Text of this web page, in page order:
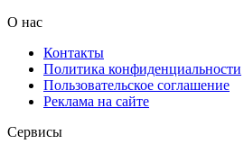
О нас
Контакты
Политика конфиденциальности
Пользовательское соглашение
Реклама на сайте
Сервисы